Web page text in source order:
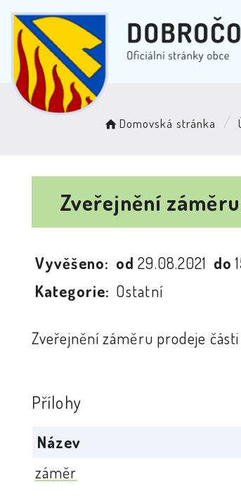
Domovská stránka
Zveřejnění
Vyvěšeno: od29.08.2021 do
Kategorie: Ostatní
Zveřejnění záměru prodeje
Přílohy
Název
záměr